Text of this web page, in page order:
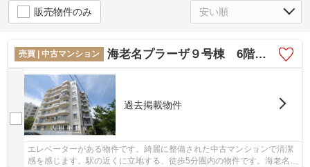
販売物件のみ
売買 | 中古マンション 海老名プラーザ９号棟 6階３LDK リフォーム済み
過去掲載物件
エレベーターがある物件です。綺麗に整備された中古マンションで清潔
感を感じます。駅の近くに立地する、徒歩5分圏内の物件です。海老名市